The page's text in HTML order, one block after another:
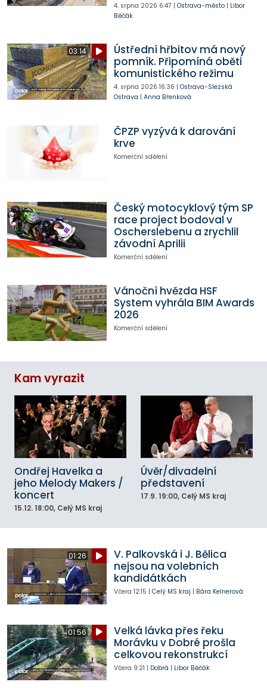
4. srpna 2026 6:47 | Ostrava-město| Libor
Běčák
03:14
Ústřední hřbitov má nový
pomník. Připomíná oběti
komunistického režimu
4. srpna 2026 16:36 | Ostrava-Slezská
Ostrava | Anna Břenková
ČPZP vyzývá k darování
krve
Komerční sdělení
Český motocyklový tým SP
race project bodoval v
Oscherslebenu a zrychlil
závodní Aprilii
Komerční sdělení
Vánoční hvězda HSF
System vyhrála BIM Awards
2026
Komerční sdělení
Kam vyrazit
Ondřej Havelka a
jeho Melody Makers /
koncert
15.12. 18:00, Celý MS kraj
Úvěr/divadelní
představení
17.9. 19:00, Celý MS kraj
01:26
V. Palkovská i J. Bělica
nejsou na volebních
kandidátkách
Včera 12:15 | Celý MS kraj | Bára Kelnerová
01:56
Velká lávka přes řeku
Morávku v Dobré prošla
celkovou rekonstrukcí
Včera 9:21 | Dobrá | Libor Běčák